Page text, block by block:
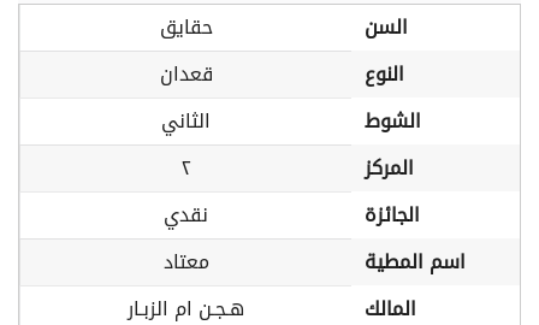
السن
حقايق
النوع
قعدان
الشوط
الثاني
المركز
٢
الجائزة
نقدي
اسم المطية
معتاد
المالك
هـجـن ام الزبـار